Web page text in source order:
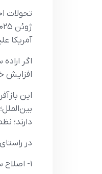
تحولات
آمریکا
اگر
افزایش
این
دارند؛
در
۱- اصلاح ساختار مالی بین‌المللی: